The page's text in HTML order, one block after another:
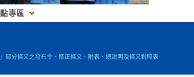
專區
分條文之發布令、修正條文、附表、總說明及條文對照表，請參閱。